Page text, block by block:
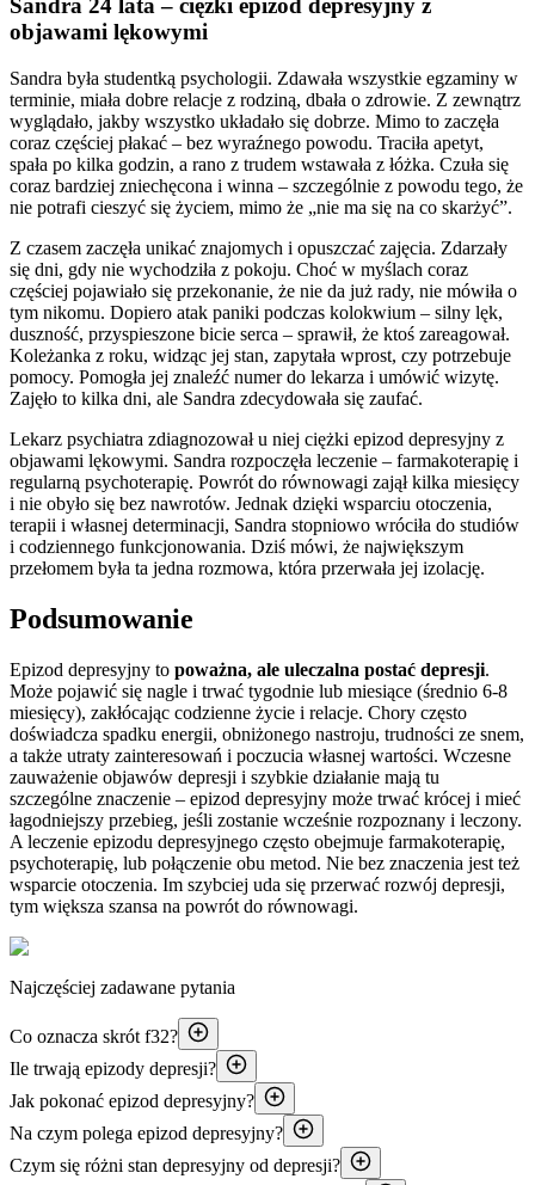
Sandra 24 lata – ciężki epizod depresyjny z
objawami lękowymi
Sandra była studentką psychologii. Zdawała wszystkie egzaminy w
terminie, miała dobre relacje z rodziną, dbała o zdrowie. Z zewnątrz
wyglądało, jakby wszystko układało się dobrze. Mimo to zaczęła
coraz częściej płakać – bez wyraźnego powodu. Traciła apetyt,
spała po kilka godzin, a rano z trudem wstawała z łóżka. Czuła się
coraz bardziej zniechęcona i winna – szczególnie z powodu tego, że
nie potrafi cieszyć się życiem, mimo że „nie ma się na co skarżyć”.
Z czasem zaczęła unikać znajomych i opuszczać zajęcia. Zdarzały
się dni, gdy nie wychodziła z pokoju. Choć w myślach coraz
częściej pojawiało się przekonanie, że nie da już rady, nie mówiła o
tym nikomu. Dopiero atak paniki podczas kolokwium – silny lęk,
duszność, przyspieszone bicie serca – sprawił, że ktoś zareagował.
Koleżanka z roku, widząc jej stan, zapytała wprost, czy potrzebuje
pomocy. Pomogła jej znaleźć numer do lekarza i umówić wizytę.
Zajęło to kilka dni, ale Sandra zdecydowała się zaufać.
Lekarz psychiatra zdiagnozował u niej ciężki epizod depresyjny z
objawami lękowymi. Sandra rozpoczęła leczenie – farmakoterapię i
regularną psychoterapię. Powrót do równowagi zajął kilka miesięcy
i nie obyło się bez nawrotów. Jednak dzięki wsparciu otoczenia,
terapii i własnej determinacji, Sandra stopniowo wróciła do studiów
i codziennego funkcjonowania. Dziś mówi, że największym
przełomem była ta jedna rozmowa, która przerwała jej izolację.
Podsumowanie
Epizod depresyjny to poważna, ale uleczalna postać depresji.
Może pojawić się nagle i trwać tygodnie lub miesiące (średnio 6-8
miesięcy), zakłócając codzienne życie i relacje. Chory często
doświadcza spadku energii, obniżonego nastroju, trudności ze snem,
a także utraty zainteresowań i poczucia własnej wartości. Wczesne
zauważenie objawów depresji i szybkie działanie mają tu
szczególne znaczenie – epizod depresyjny może trwać krócej i mieć
łagodniejszy przebieg, jeśli zostanie wcześnie rozpoznany i leczony.
A leczenie epizodu depresyjnego często obejmuje farmakoterapię,
psychoterapię, lub połączenie obu metod. Nie bez znaczenia jest też
wsparcie otoczenia. Im szybciej uda się przerwać rozwój depresji,
tym większa szansa na powrót do równowagi.
Najczęściej zadawane pytania
Co oznacza skrót f32?
Ile trwają epizody depresji?
Jak pokonać epizod depresyjny?
Na czym polega epizod depresyjny?
Czym się różni stan depresyjny od depresji?